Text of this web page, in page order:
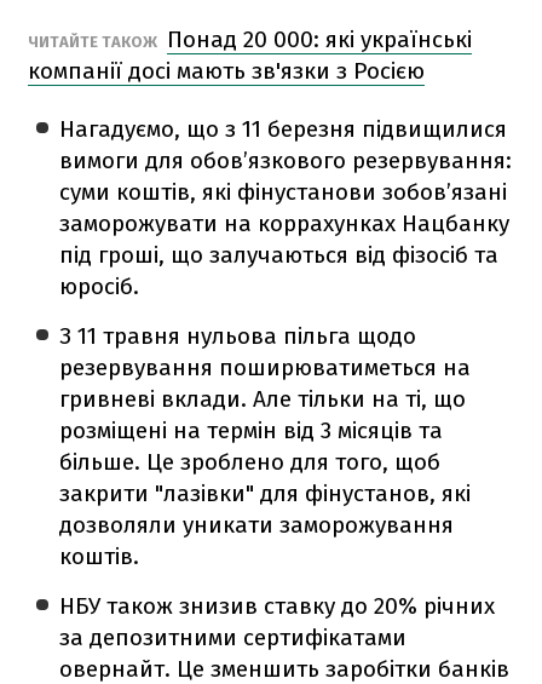
ЧИТАЙТЕ ТАКОЖ
Понад 20 000: які українські
компанії досі мають зв'язки з Росією
Нагадуємо, що з 11 березня підвищилися
вимоги для обов’язкового резервування:
суми коштів, які фінустанови зобов’язані
заморожувати на коррахунках Нацбанку
під гроші, що залучаються від фізосіб та
юросіб.
З 11 травня нульова пільга щодо
резервування поширюватиметься на
гривневі вклади. Але тільки на ті, що
розміщені на термін від 3 місяців та
більше. Це зроблено для того, щоб
закрити "лазівки" для фінустанов, які
дозволяли уникати заморожування
коштів.
НБУ також знизив ставку до 20% річних
за депозитними сертифікатами
овернайт. Це зменшить заробітки банків